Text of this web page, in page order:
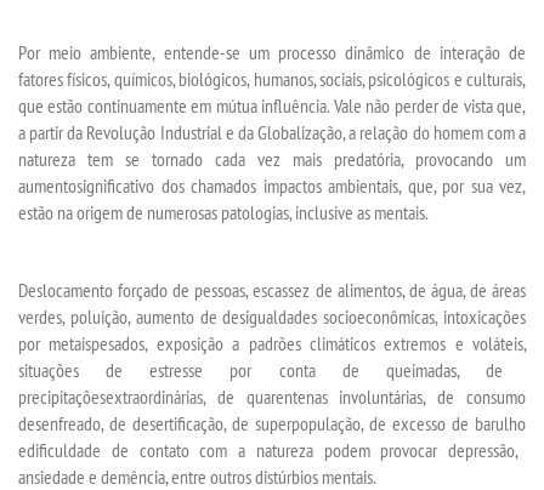
WEBMAIL
PORTAL DE ALUNOS
PORTAL DE PROFESSORES/ACADÊMICO
CONTATO
IMPRENSA
TRABALHE CONOSCO
Por meio ambiente, entende-se um processo dinâmico de interação de
fatores físicos, químicos, biológicos, humanos, sociais, psicológicos e culturais,
que estão continuamente em mútua influência. Vale não perder de vista que,
a partir da Revolução Industrial e daGlobalização, a relação do homem com a
natureza tem se tornado cada vez mais predatória, provocando um
aumentosignificativo dos chamados impactos ambientais, que, por sua vez,
estão na origem de numerosas patologias, inclusive as mentais.
Deslocamento forçado de pessoas, escassez de alimentos,de água,de áreas
verdes, poluição,aumento de desigualdades socioeconômicas, intoxicações
por metaispesados, exposição a padrões climáticos extremos e voláteis,
situações de estresse por conta de queimadas, de
precipitaçõesextraordinárias, de quarentenas involuntárias,deconsumo
desenfreado, de desertificação, de superpopulação, de excesso de barulho
edificuldade de contato com a naturezapodem provocar depressão,
ansiedade e demência, entre outros distúrbios mentais.